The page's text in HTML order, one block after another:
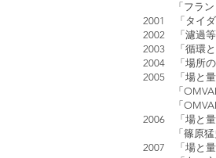
「フランドル
2001 「タイダ
2002 「濾過等
2003 「循環と
2004 「場所の
2005 「場と量
「
「
2006 「場と量
「篠原猛史
2007 「場と量